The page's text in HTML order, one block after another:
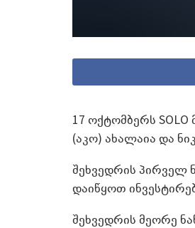
17 ოქტომბერს SOLO
(აკო) ახალაია და
შეხვედრის პირველ
დაიწყოთ
შეხვედრის მეორე